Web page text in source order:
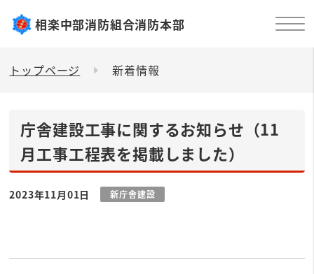
相楽中部消防組合消防本部
トップページ 新着情報
庁舎建設工事に関するお知らせ（11
月工事工程表を掲載しました）
2023年11月01日 新庁舎建設